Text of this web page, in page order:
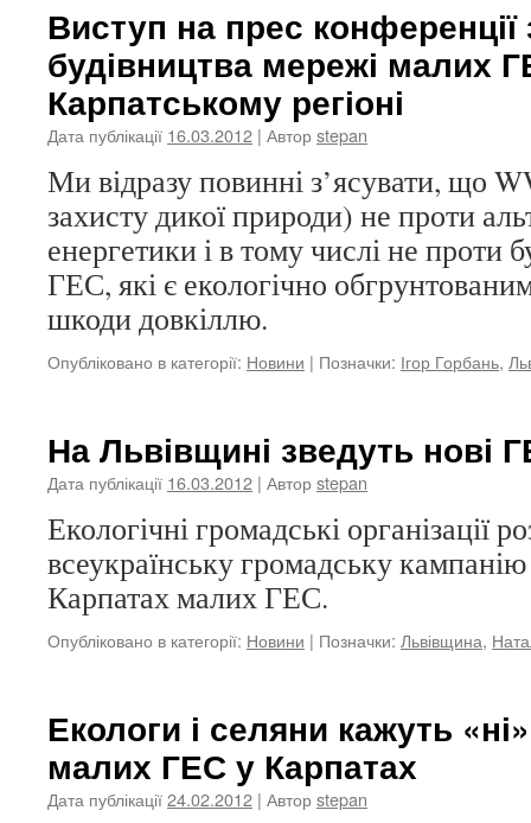
Виступ на прес конференції
будівництва мережі малих
Карпатському регіоні
Дата публікації 16.03.2012 | Авторstepan
Ми відразу повинні з’ясувати, що
захисту дикої природи) не проти
енергетики і в тому числі не проти
ГЕС, які є екологічно
шкоди довкіллю.
Опубліковано в категорії: Новини | Позначки: Ігор Горбань,
На Львівщині зведуть нові
Дата публікації 16.03.2012 | Авторstepan
Екологічні громадські організації
всеукраїнську громадську
Карпатах малих ГЕС.
Опубліковано в категорії: Новини | Позначки: Львівщина,
Екологи і селяни кажуть
малих ГЕС у Карпатах
Дата публікації24.02.2012 | Авторstepan